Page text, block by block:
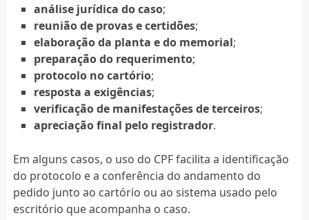
análise jurídica do caso;
reunião de provas e certidões;
elaboração da planta e do memorial;
preparação do requerimento;
protocolo no cartório;
resposta a exigências;
verificação de manifestações de terceiros;
apreciação final pelo registrador.
Em alguns casos, o uso do CPF facilita a identificação
do protocolo e a conferência do andamento do
pedido junto ao cartório ou ao sistema usado pelo
escritório que acompanha o caso.